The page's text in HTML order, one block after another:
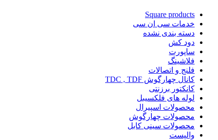
Square products
خدمات سی ان سی
دسته بندی نشده
دود کش
ساپورت
فلاشینگ
فلنج و اتصالات
کانال چهارگوش TDC , TDF
کانکتور برزنتی
لوله های فلکسیبل
محصولات اسپیرال
محصولات چهارگوش
محصولات سینی کابل
والپست